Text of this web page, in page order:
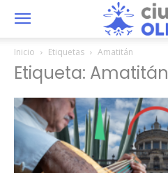
Inicio Etiquetas Amatitán
Etiqueta: Amatitán